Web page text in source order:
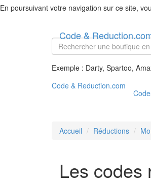
En poursuivant votre navigation sur ce site,
Code &
Exemple : Darty, Spartoo,
Code & Reduction.com
Accueil Réductions
Les codes